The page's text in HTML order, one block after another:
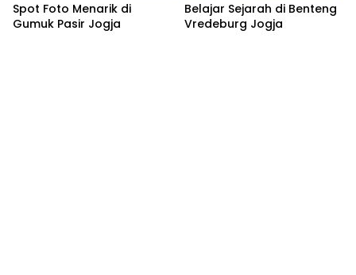
Spot Foto Menarik di
Gumuk Pasir Jogja
Belajar Sejarah di Benteng
Vredeburg Jogja